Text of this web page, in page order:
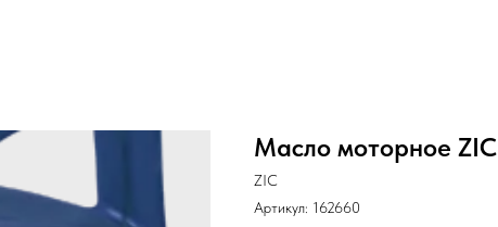
Масло моторное
ZIC
Артикул: 162660